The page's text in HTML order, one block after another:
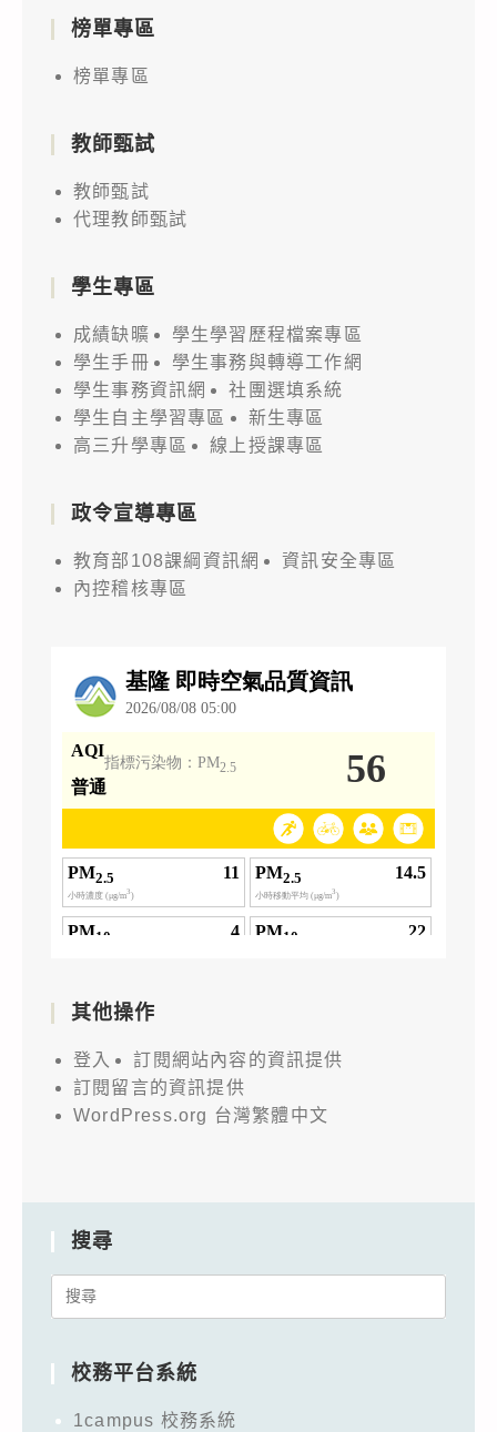
榜單專區
榜單專區
教師甄試
教師甄試
代理教師甄試
學生專區
成績缺曠
學生學習歷程檔案專區
學生手冊
學生事務與轉導工作網
學生事務資訊網
社團選填系統
學生自主學習專區
新生專區
高三升學專區
線上授課專區
政令宣導專區
教育部108課綱資訊網
資訊安全專區
內控稽核專區
其他操作
登入
訂閱網站內容的資訊提供
訂閱留言的資訊提供
WordPress.org 台灣繁體中文
搜尋
Search
校務平台系統
1campus 校務系統